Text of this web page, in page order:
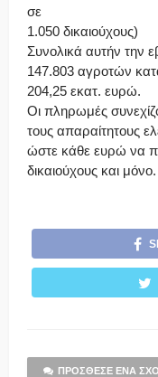
σε
1.050 δικαιούχους)
Συνολικά αυτήν την
147.803 αγροτών
204,25 εκατ. ευρώ.
Οι πληρωμές
τους απαραίτητους
ώστε κάθε ευρώ να
δικαιούχους και μόνο.
ΠΡΌΣΘΕΣΕ ΈΝΑ